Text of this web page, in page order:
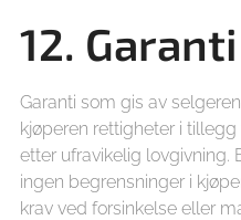
12. Garanti
Garanti som gis av
kjøperen rettigheter i
etter ufravikelig
ingen begrensninger i
krav ved forsinkelse eller